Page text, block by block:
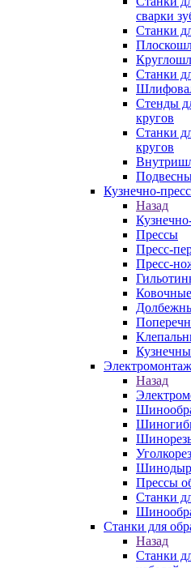
сварки
Станки
Станки
Стенды
кругов
Станки
кругов
Кузнечно-
Назад
Прессы
Пресс-
Пресс-
Назад
Прессы
Станки
Станки для
Назад
Станки